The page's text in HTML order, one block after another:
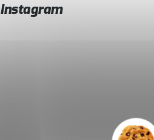
Instagram